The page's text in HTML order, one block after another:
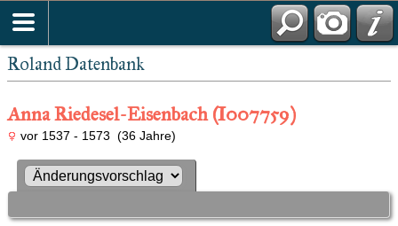
Roland Datenbank
Anna Riedesel-Eisenbach (I007759)
vor 1537 - 1573 (36 Jahre)